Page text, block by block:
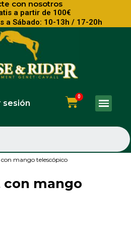
con nosotros
a partir de 100€
a Sábado: 10-13h / 17-20h
sesión
mango telescópico
con mango